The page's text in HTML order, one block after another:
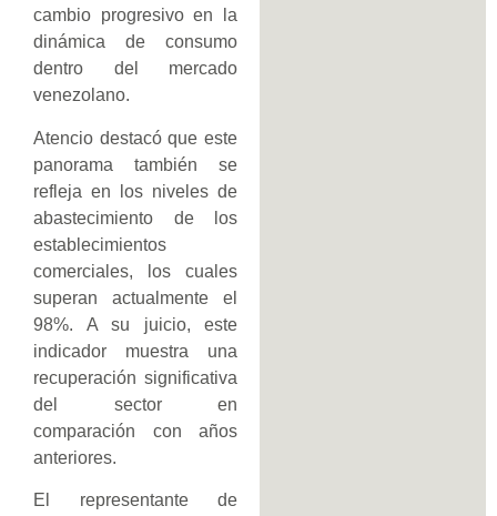
cambio progresivo en la
dinámica de consumo
dentro del mercado
venezolano.
Atencio destacó que este
panorama también se
refleja en los niveles de
abastecimiento de los
establecimientos
comerciales, los cuales
superan actualmente el
98%. A su juicio, este
indicador muestra una
recuperación significativa
del sector en
comparación con años
anteriores.
El representante de